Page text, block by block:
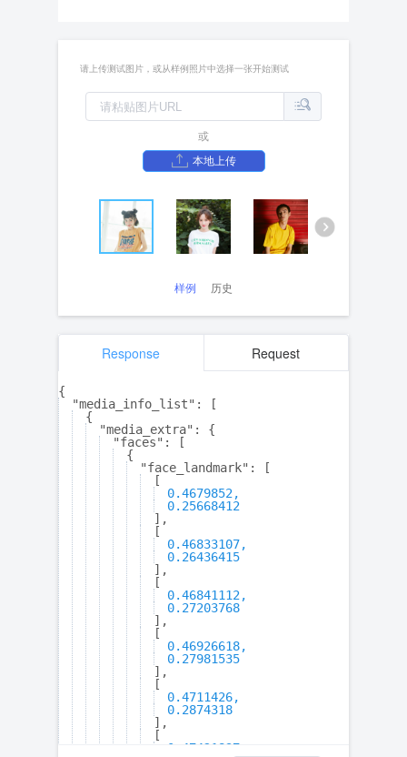
请上传测试图片，或从样例照片中选择一张开始测试
或
本地上传
样例 历史
Response Request
{
"media_info_list":
[
{
"media_extra":
{
"faces":
[
{
"face_landmark":
[
[
0.4679852,
0.25668412
],
[
0.46833107,
0.26436415
],
[
0.46841112,
0.27203768
],
[
0.46926618,
0.27981535
],
[
0.4711426,
0.2874318
],
[
0.47421837,